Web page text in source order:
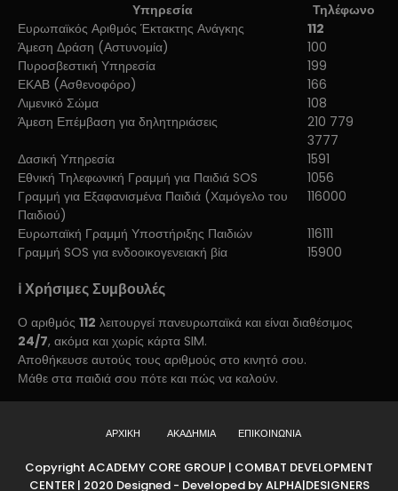
Υπηρεσία
Τηλέφωνο
Ευρωπαϊκός Αριθμός Έκτακτης Ανάγκης
112
Άμεση Δράση (Αστυνομία)
100
Πυροσβεστική Υπηρεσία
199
ΕΚΑΒ (Ασθενοφόρο)
166
Λιμενικό Σώμα
108
Άμεση Επέμβαση για δηλητηριάσεις
210 779
3777
Δασική Υπηρεσία
1591
Εθνική Τηλεφωνική Γραμμή για Παιδιά SOS
1056
Γραμμή για Εξαφανισμένα Παιδιά (Χαμόγελο του
Παιδιού)
116000
Ευρωπαϊκή Γραμμή Υποστήριξης Παιδιών
116111
Γραμμή SOS για ενδοοικογενειακή βία
15900
ℹ️ Χρήσιμες Συμβουλές
Ο αριθμός 112 λειτουργεί πανευρωπαϊκά και είναι διαθέσιμος
24/7, ακόμα και χωρίς κάρτα SIM.
Αποθήκευσε αυτούς τους αριθμούς στο κινητό σου.
Μάθε στα παιδιά σου πότε και πώς να καλούν.
ΑΡΧΙΚΗ ΑΚΑΔΗΜΙΑ ΕΠΙΚΟΙΝΩΝΙΑ
Copyright ACADEMY CORE GROUP | COMBAT DEVELOPMENT
CENTER | 2020 Designed - Developed by ALPHA|DESIGNERS